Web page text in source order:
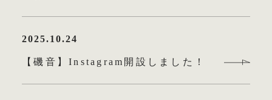
2025.10.24
【磯音】Instagram開設しました！